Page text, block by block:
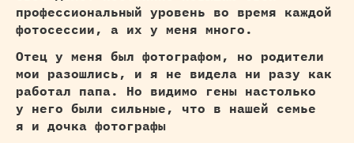
профессиональный уровень во время каждой
фотосессии, а их у меня много.
Отец у меня был фотографом, но родители
мои разошлись, и я не видела ни разу как
работал папа. Но видимо гены настолько
у него были сильные, что в нашей семье
я и дочка фотографы